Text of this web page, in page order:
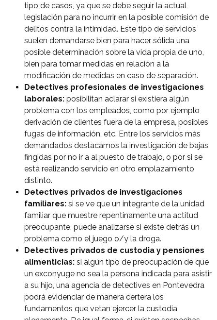
tipo de casos, ya que se debe seguir la actual
legislación para no incurrir en la posible comisión de
delitos contra la intimidad. Este tipo de servicios
suelen demandarse bien para hacer sólida una
posible determinación sobre la vida propia de uno,
bien para tomar medidas en relación a la
modificación de medidas en caso de separación.
Detectives profesionales de investigaciones
laborales: posibilitan aclarar si existiera algún
problema con los empleados, como por ejemplo
derivación de clientes fuera de la empresa, posibles
fugas de información, etc. Entre los servicios más
demandados destacamos la investigación de bajas
fingidas por no ir a al puesto de trabajo, o por si se
está realizando servicio en otro emplazamiento
distinto.
Detectives privados de investigaciones
familiares: si se ve que un integrante de la unidad
familiar que muestre repentinamente una actitud
preocupante, puede analizarse si existe detrás un
problema como el juego o/y la droga.
Detectives privados de custodia y pensiones
alimenticias: si algún tipo de preocupación de que
un exconyuge no sea la persona indicada para asistir
a su hijo, una agencia de detectives en Pontevedra
podrá evidenciar de manera certera los
fundamentos que vetan ejercer la custodia